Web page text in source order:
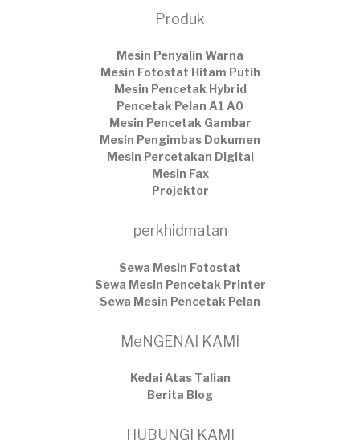
Produk
Mesin Penyalin Warna
Mesin Fotostat Hitam Putih
Mesin Pencetak Hybrid
Pencetak Pelan A1 A0
Mesin Pencetak Gambar
Mesin Pengimbas Dokumen
Mesin Percetakan Digital
Mesin Fax
Projektor
perkhidmatan
Sewa Mesin Fotostat
Sewa Mesin Pencetak Printer
Sewa Mesin Pencetak Pelan
MeNGENAI KAMI
Kedai Atas Talian
​Berita Blog
HUBUNGI KAMI